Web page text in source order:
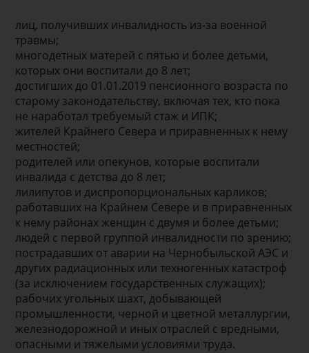
лиц, получивших инвалидность из-за военной
травмы;
многодетных матерей с пятью и более детьми,
которых они воспитали до 8 лет;
достигших до 01.01.2019 пенсионного возраста по
старому законодательству, включая тех, кто пока
не наработал требуемый стаж и ИПК;
жителей Крайнего Севера и приравненных к нему
местностей;
родителей или опекунов, которые воспитали
инвалида с детства до 8 лет;
лилипутов и диспропорциональных карликов;
работавших на Крайнем Севере и в приравненных
к нему районах женщин с двумя и более детьми;
людей с первой группой инвалидности по зрению;
пострадавших от аварии на Чернобыльской АЭС и
других радиационных или техногенных катастроф
(за исключением государственных служащих);
рабочих угольных шахт, добывающей
промышленности, черной и цветной металлургии,
железнодорожной и иных отраслей с вредными,
опасными и тяжелыми условиями труда.